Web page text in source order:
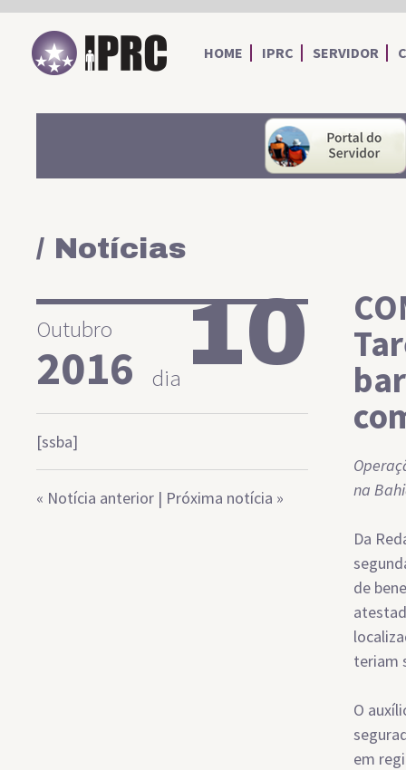
IPRC
HOME IPRC SERVIDOR
/ Notícias
Outubro
2016 dia10
[ssba]
« Notícia anterior | Próxima notícia »
na
Da
de
teriam
O
em